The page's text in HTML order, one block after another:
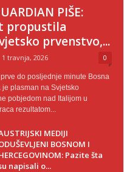
PIŠE:
propustila
prvenstvo,...
1 travnja, 2026 0
do posljednje minute Bosna
plasman na Svjetsko
pobjedom nad Italijom u
rezultatom...
MEDIJI
BOSNOM I
Pazite šta
napisali o...